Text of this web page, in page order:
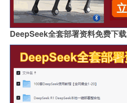
DeepSeek全套部署资料免费下载